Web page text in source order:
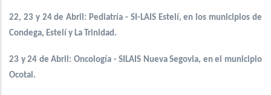
22, 23 y 24 de Abril: Pediatría - SI-LAIS Estelí, en los municipios de
Condega, Estelí y La Trinidad.
23 y 24 de Abril: Oncología - SILAIS Nueva Segovia, en el municipio
Ocotal.